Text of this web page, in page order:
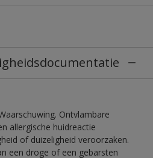
Ontvlambare
allergische huidreactie
of duizeligheid veroorzaken.
een droge of een gebarsten